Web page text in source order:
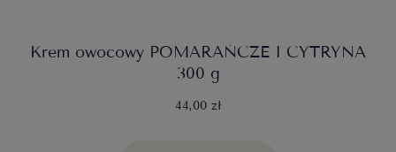
Krem owocowy POMARAŃCZE I CYTRYNA
300 g
44,00 zł